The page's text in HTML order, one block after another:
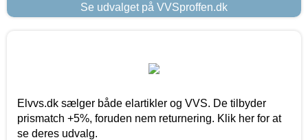
Se udvalget på VVSproffen.dk
Elvvs.dk sælger både elartikler og VVS. De tilbyder
prismatch +5%, foruden nem returnering. Klik her for at
se deres udvalg.